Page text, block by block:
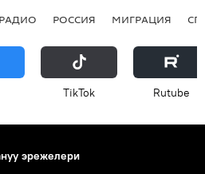
РАДИО РОССИЯ МИГРАЦИЯ
ТikТоk Rutube
эрежелери